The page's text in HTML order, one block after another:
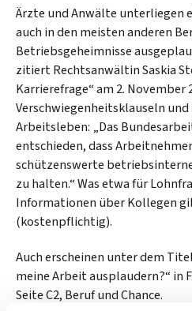
Ärzte und Anwälte unterliegen
auch in den meisten anderen
Betriebsgeheimnisse
zitiert Rechtsanwältin Saskia
Karrierefrage“ am 2. November
Verschwiegenheitsklauseln
Arbeitsleben: „Das
entschieden, dass
schützenswerte
zu halten.“ Was etwa für
Informationen über Kollegen
(kostenpflichtig).
Auch erscheinen unter dem
meine Arbeit ausplaudern?“ in
Seite C2, Beruf und Chance.